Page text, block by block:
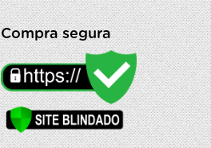
Compra segura